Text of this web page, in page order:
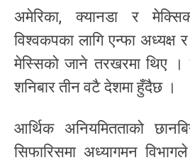
अमेरिका, क्यानडा र
विश्वकपका लागि एन्फा अध्यक्ष
मेस्सिको जाने तरखरमा थिए ।
शनिबार तीन वटै देशमा हुँदैछ ।
आर्थिक अनियमितताको
सिफारिसमा अध्यागमन